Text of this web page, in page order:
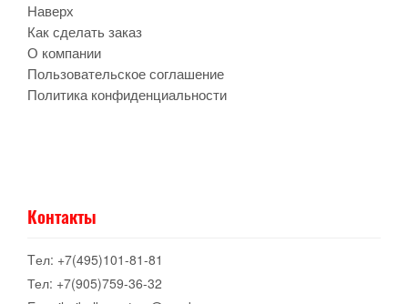
Наверх
Как сделать заказ
О компании
Пользовательское соглашение
Политика конфиденциальности
Контакты
Tел: +7(495)101-81-81
Тел: +7(905)759-36-32